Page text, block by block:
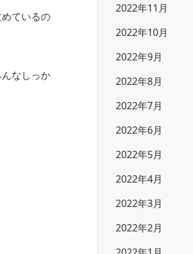
ているの
なしっか
2022年11月
2022年10月
2022年9月
2022年8月
2022年7月
2022年6月
2022年5月
2022年4月
2022年3月
2022年2月